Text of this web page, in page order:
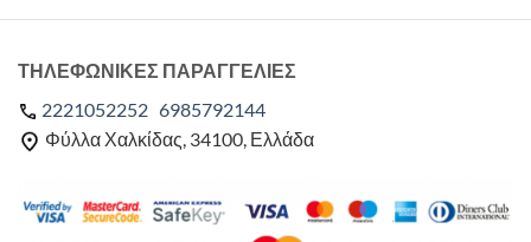
ΤΗΛΕΦΩΝΙΚΕΣ ΠΑΡΑΓΓΕΛΙΕΣ
2221052252 6985792144
Φύλλα Χαλκίδας, 34100, Ελλάδα